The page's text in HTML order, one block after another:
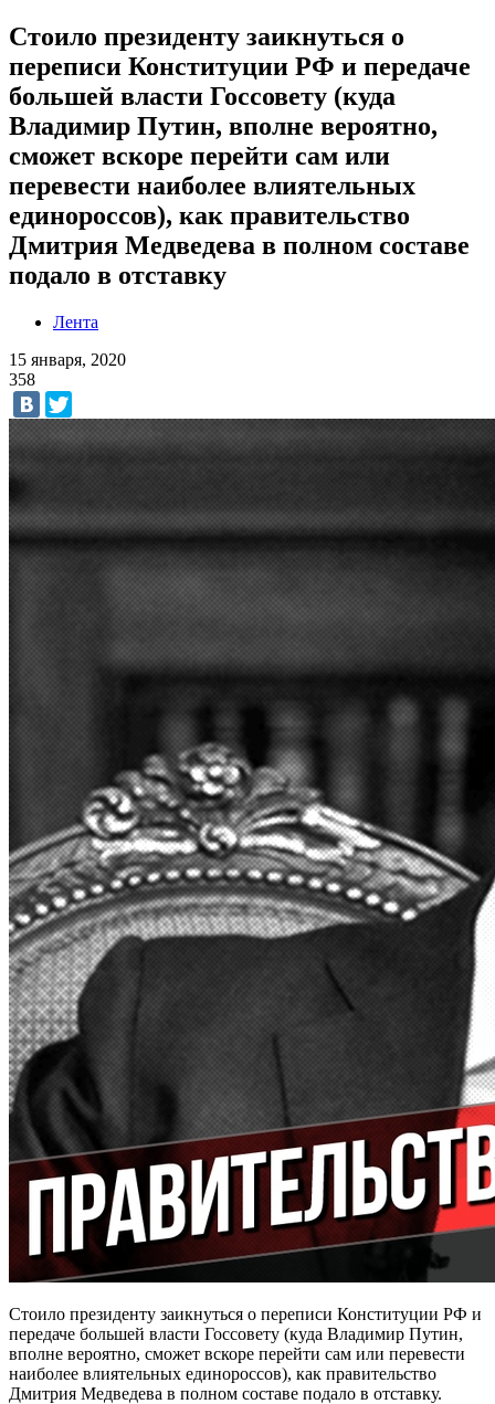
Стоило президенту заикнуться о
переписи Конституции РФ и передаче
большей власти Госсовету (куда
Владимир Путин, вполне вероятно,
сможет вскоре перейти сам или
перевести наиболее влиятельных
единороссов), как правительство
Дмитрия Медведева в полном составе
подало в отставку
Лента
15 января, 2020
358
Стоило президенту заикнуться о переписи Конституции РФ и
передаче большей власти Госсовету (куда Владимир Путин,
вполне вероятно, сможет вскоре перейти сам или перевести
наиболее влиятельных единороссов), как правительство
Дмитрия Медведева в полном составе подало в отставку.